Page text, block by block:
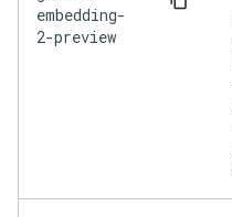
embedding-
2-preview